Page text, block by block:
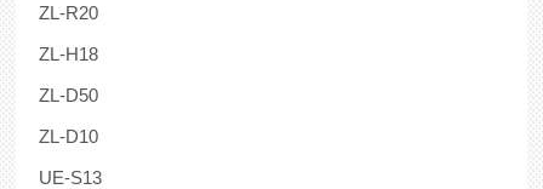
ZL-R20
ZL-H18
ZL-D50
ZL-D10
UE-S13